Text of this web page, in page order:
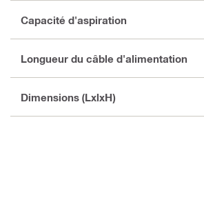
Capacité d'aspiration
Longueur du câble d'alimentation
Dimensions (LxlxH)